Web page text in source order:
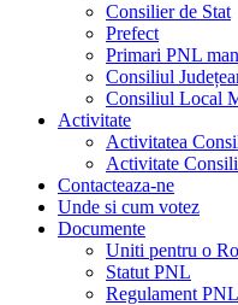
Consilier de Stat
Prefect
Primari PNL
Consiliul
Consiliul Local
Activitate
Activitatea
Activitate
Contacteaza-ne
Unde si cum votez
Documente
Uniti pentru o
Statut PNL
Regulament PNL